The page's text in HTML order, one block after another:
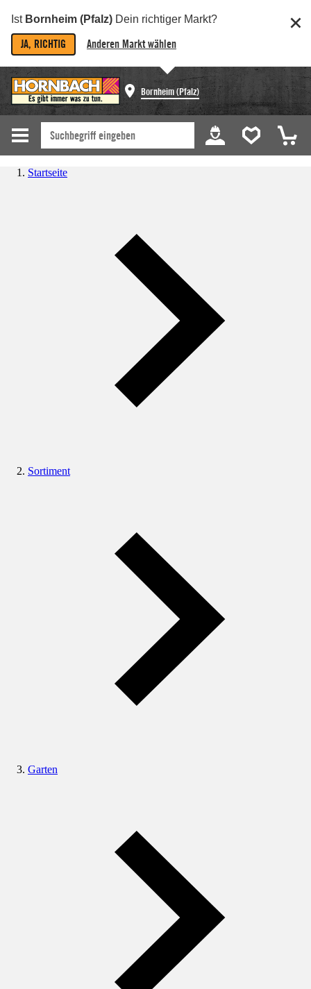
Ist Bornheim (Pfalz) Dein richtiger Markt?
JA, RICHTIG Anderen Markt wählen
Bornheim (Pfalz)
Startseite
Sortiment
Garten